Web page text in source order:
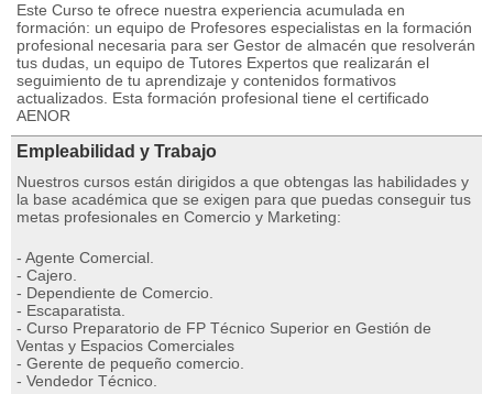
Este Curso te ofrece nuestra experiencia acumulada en
formación: un equipo de Profesores especialistas en la formación
profesional necesaria para ser Gestor de almacén que resolverán
tus dudas, un equipo de Tutores Expertos que realizarán el
seguimiento de tu aprendizaje y contenidos formativos
actualizados. Esta formación profesional tiene el certificado
AENOR
Empleabilidad y Trabajo
Nuestros cursos están dirigidos a que obtengas las habilidades y
la base académica que se exigen para que puedas conseguir tus
metas profesionales en Comercio y Marketing:
- Agente Comercial.
- Cajero.
- Dependiente de Comercio.
- Escaparatista.
- Curso Preparatorio de FP Técnico Superior en Gestión de
Ventas y Espacios Comerciales
- Gerente de pequeño comercio.
- Vendedor Técnico.